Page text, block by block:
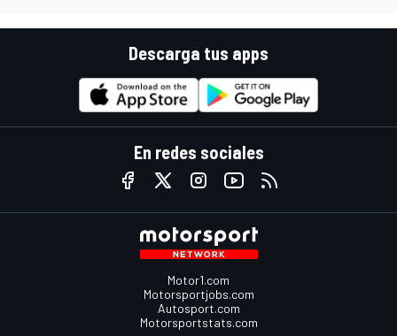
Descarga tus apps
En redes sociales
Motor1.com
Motorsportjobs.com
Autosport.com
Motorsportstats.com